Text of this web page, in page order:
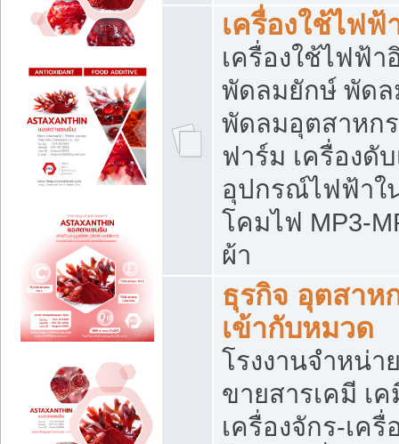
เครื่องใช้ไฟฟ้
เครื่องใช้ไฟฟ้า
พัดลมยักษ์ พัด
พัดลมอุตสาหก
ฟาร์ม เครื่องดั
อุปกรณ์ไฟฟ้าใ
โคมไฟ MP3-
ผ้า
ธุรกิจ อุตสาห
เข้ากับหมวด
โรงงานจำหน่
ขายสารเคมี เ
เครื่องจักร-เค